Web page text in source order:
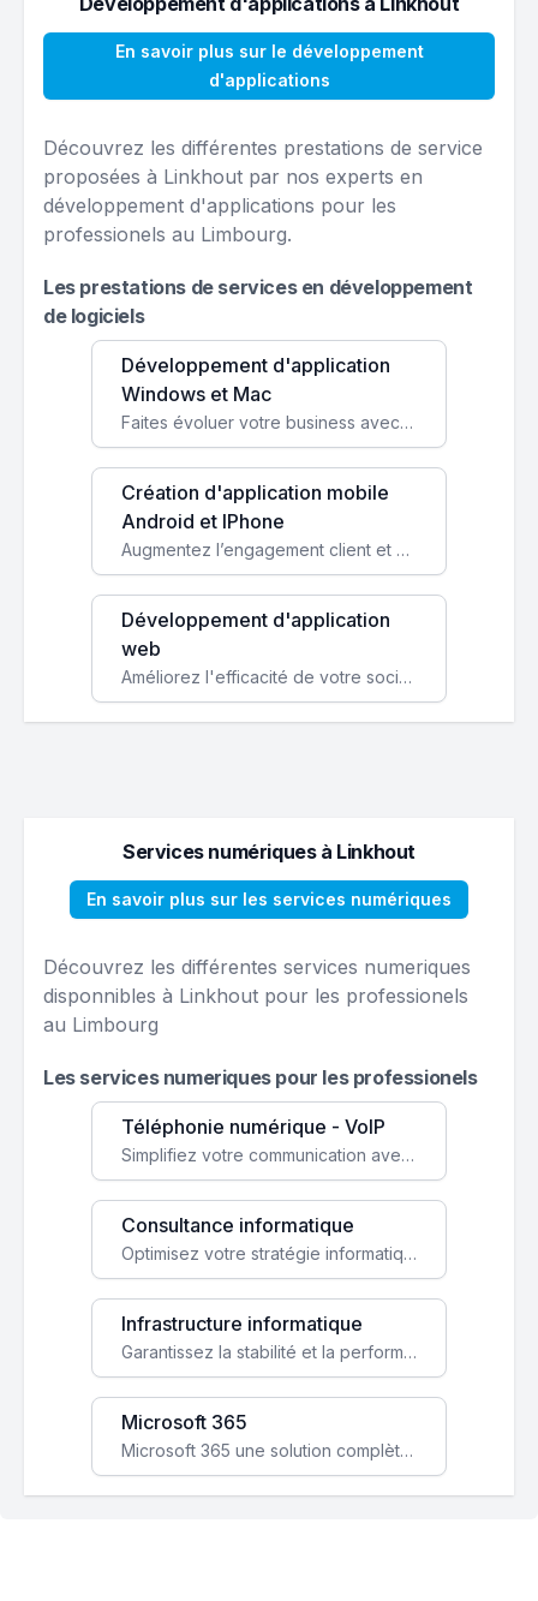
En savoir plus sur le développement
d'applications
Découvrez les différentes prestations de service
proposées à Linkhout par nos experts en
développement d'applications pour les
professionels au Limbourg.
Les prestations de services en développement
de logiciels
Développement d'application
Windows et Mac
Faites évoluer votre business avec des solutions logicielles personnalisées, parfaitement adaptées à vos besoins spécifiques.
Création d'application mobile
Android et IPhone
Augmentez l’engagement client et simplifiez vos processus avec une application mobile sur mesure, disponible sur iOS et Android.
Développement d'application
web
Améliorez l'efficacité de votre société avec une application web personnalisée accessible partout et tout le temps.
Services numériques à Linkhout
En savoir plus sur les services numériques
Découvrez les différentes services numeriques
disponnibles à Linkhout pour les professionels
au Limbourg
Les services numeriques pour les professionels
Téléphonie numérique - VoIP
Simplifiez votre communication avec une solution VoIP flexible, économique et adaptée à vos besoins professionnels.
Consultance informatique
Optimisez votre stratégie informatique avec l'expertise de nos consultants pour améliorer votre efficacité et sécurité.
Infrastructure informatique
Garantissez la stabilité et la performance de votre entreprise avec une infrastructure IT sécurisée et évolutive.
Microsoft 365
Microsoft 365 une solution complète qui booste votre productivité, renforce la sécurité de vos données et facilite la collaboration.